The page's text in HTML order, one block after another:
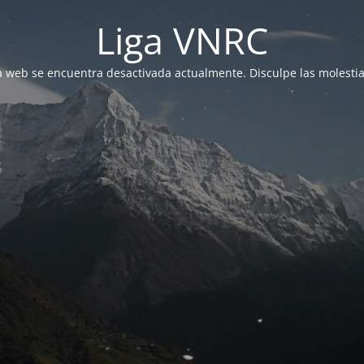
Liga VNRC
web se encuentra desactivada actualmente. Disculpe las